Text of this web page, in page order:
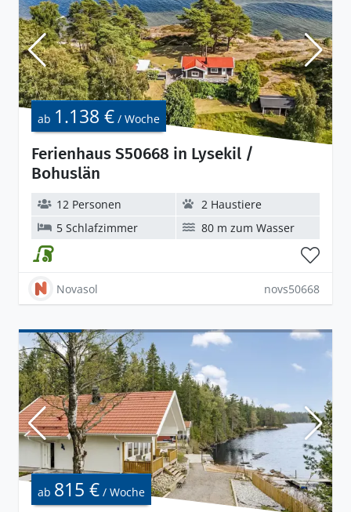
Ferienhaus S50668 in Lysekil /
Bohuslän
ab 1.138 € / Woche
12 Personen
2 Haustiere
5 Schlafzimmer
80 m zum Wasser
Novasol novs50668
ab 815 € / Woche